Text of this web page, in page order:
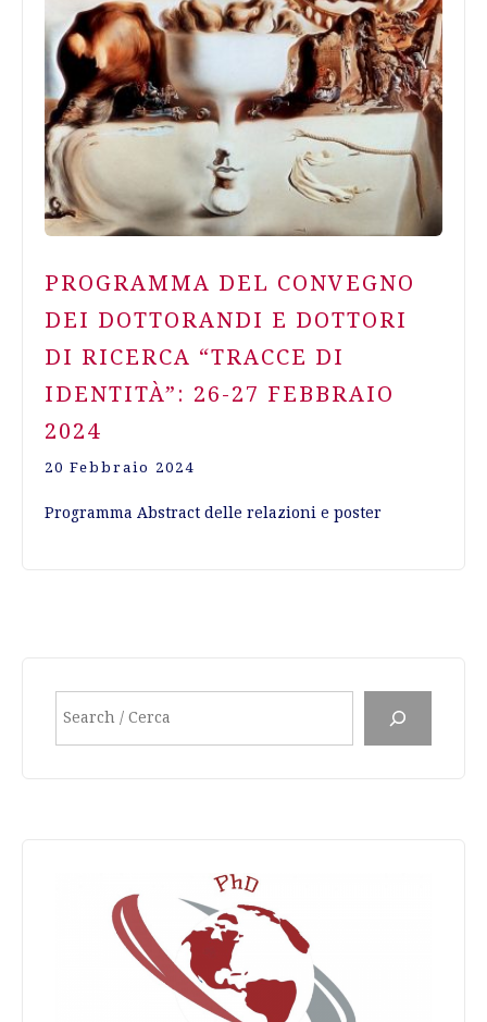
PROGRAMMA DEL CONVEGNO
DEI DOTTORANDI E DOTTORI
DI RICERCA “TRACCE DI
IDENTITÀ”: 26-27 FEBBRAIO
2024
20 Febbraio 2024
Programma Abstract delle relazioni e poster